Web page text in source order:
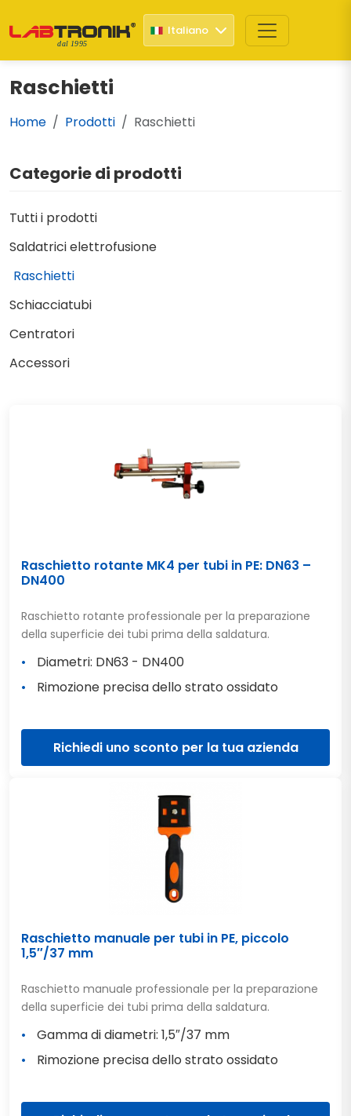
dal 1995
Italiano
Raschietti
Home Prodotti Raschietti
Categorie di prodotti
Tutti i prodotti
Saldatrici elettrofusione
Raschietti
Schiacciatubi
Centratori
Accessori
Raschietto rotante MK4 per tubi in PE: DN63 –
DN400
Raschietto rotante professionale per la preparazione
della superficie dei tubi prima della saldatura.
Diametri: DN63 - DN400
Rimozione precisa dello strato ossidato
Richiedi uno sconto per la tua azienda
Raschietto manuale per tubi in PE, piccolo
1,5″/37 mm
Raschietto manuale professionale per la preparazione
della superficie dei tubi prima della saldatura.
Gamma di diametri: 1,5″/37 mm
Rimozione precisa dello strato ossidato